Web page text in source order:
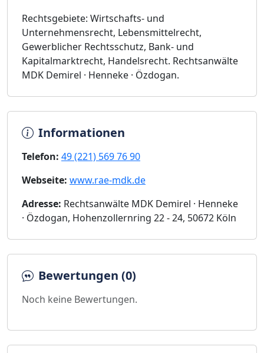
Rechtsgebiete: Wirtschafts- und
Unternehmensrecht, Lebensmittelrecht,
Gewerblicher Rechtsschutz, Bank- und
Kapitalmarktrecht, Handelsrecht. Rechtsanwälte
MDK Demirel · Henneke · Özdogan.
Informationen
Telefon: 49 (221) 569 76 90
Webseite: www.rae-mdk.de
Adresse: Rechtsanwälte MDK Demirel · Henneke
· Özdogan, Hohenzollernring 22 - 24, 50672 Köln
Bewertungen (0)
Noch keine Bewertungen.